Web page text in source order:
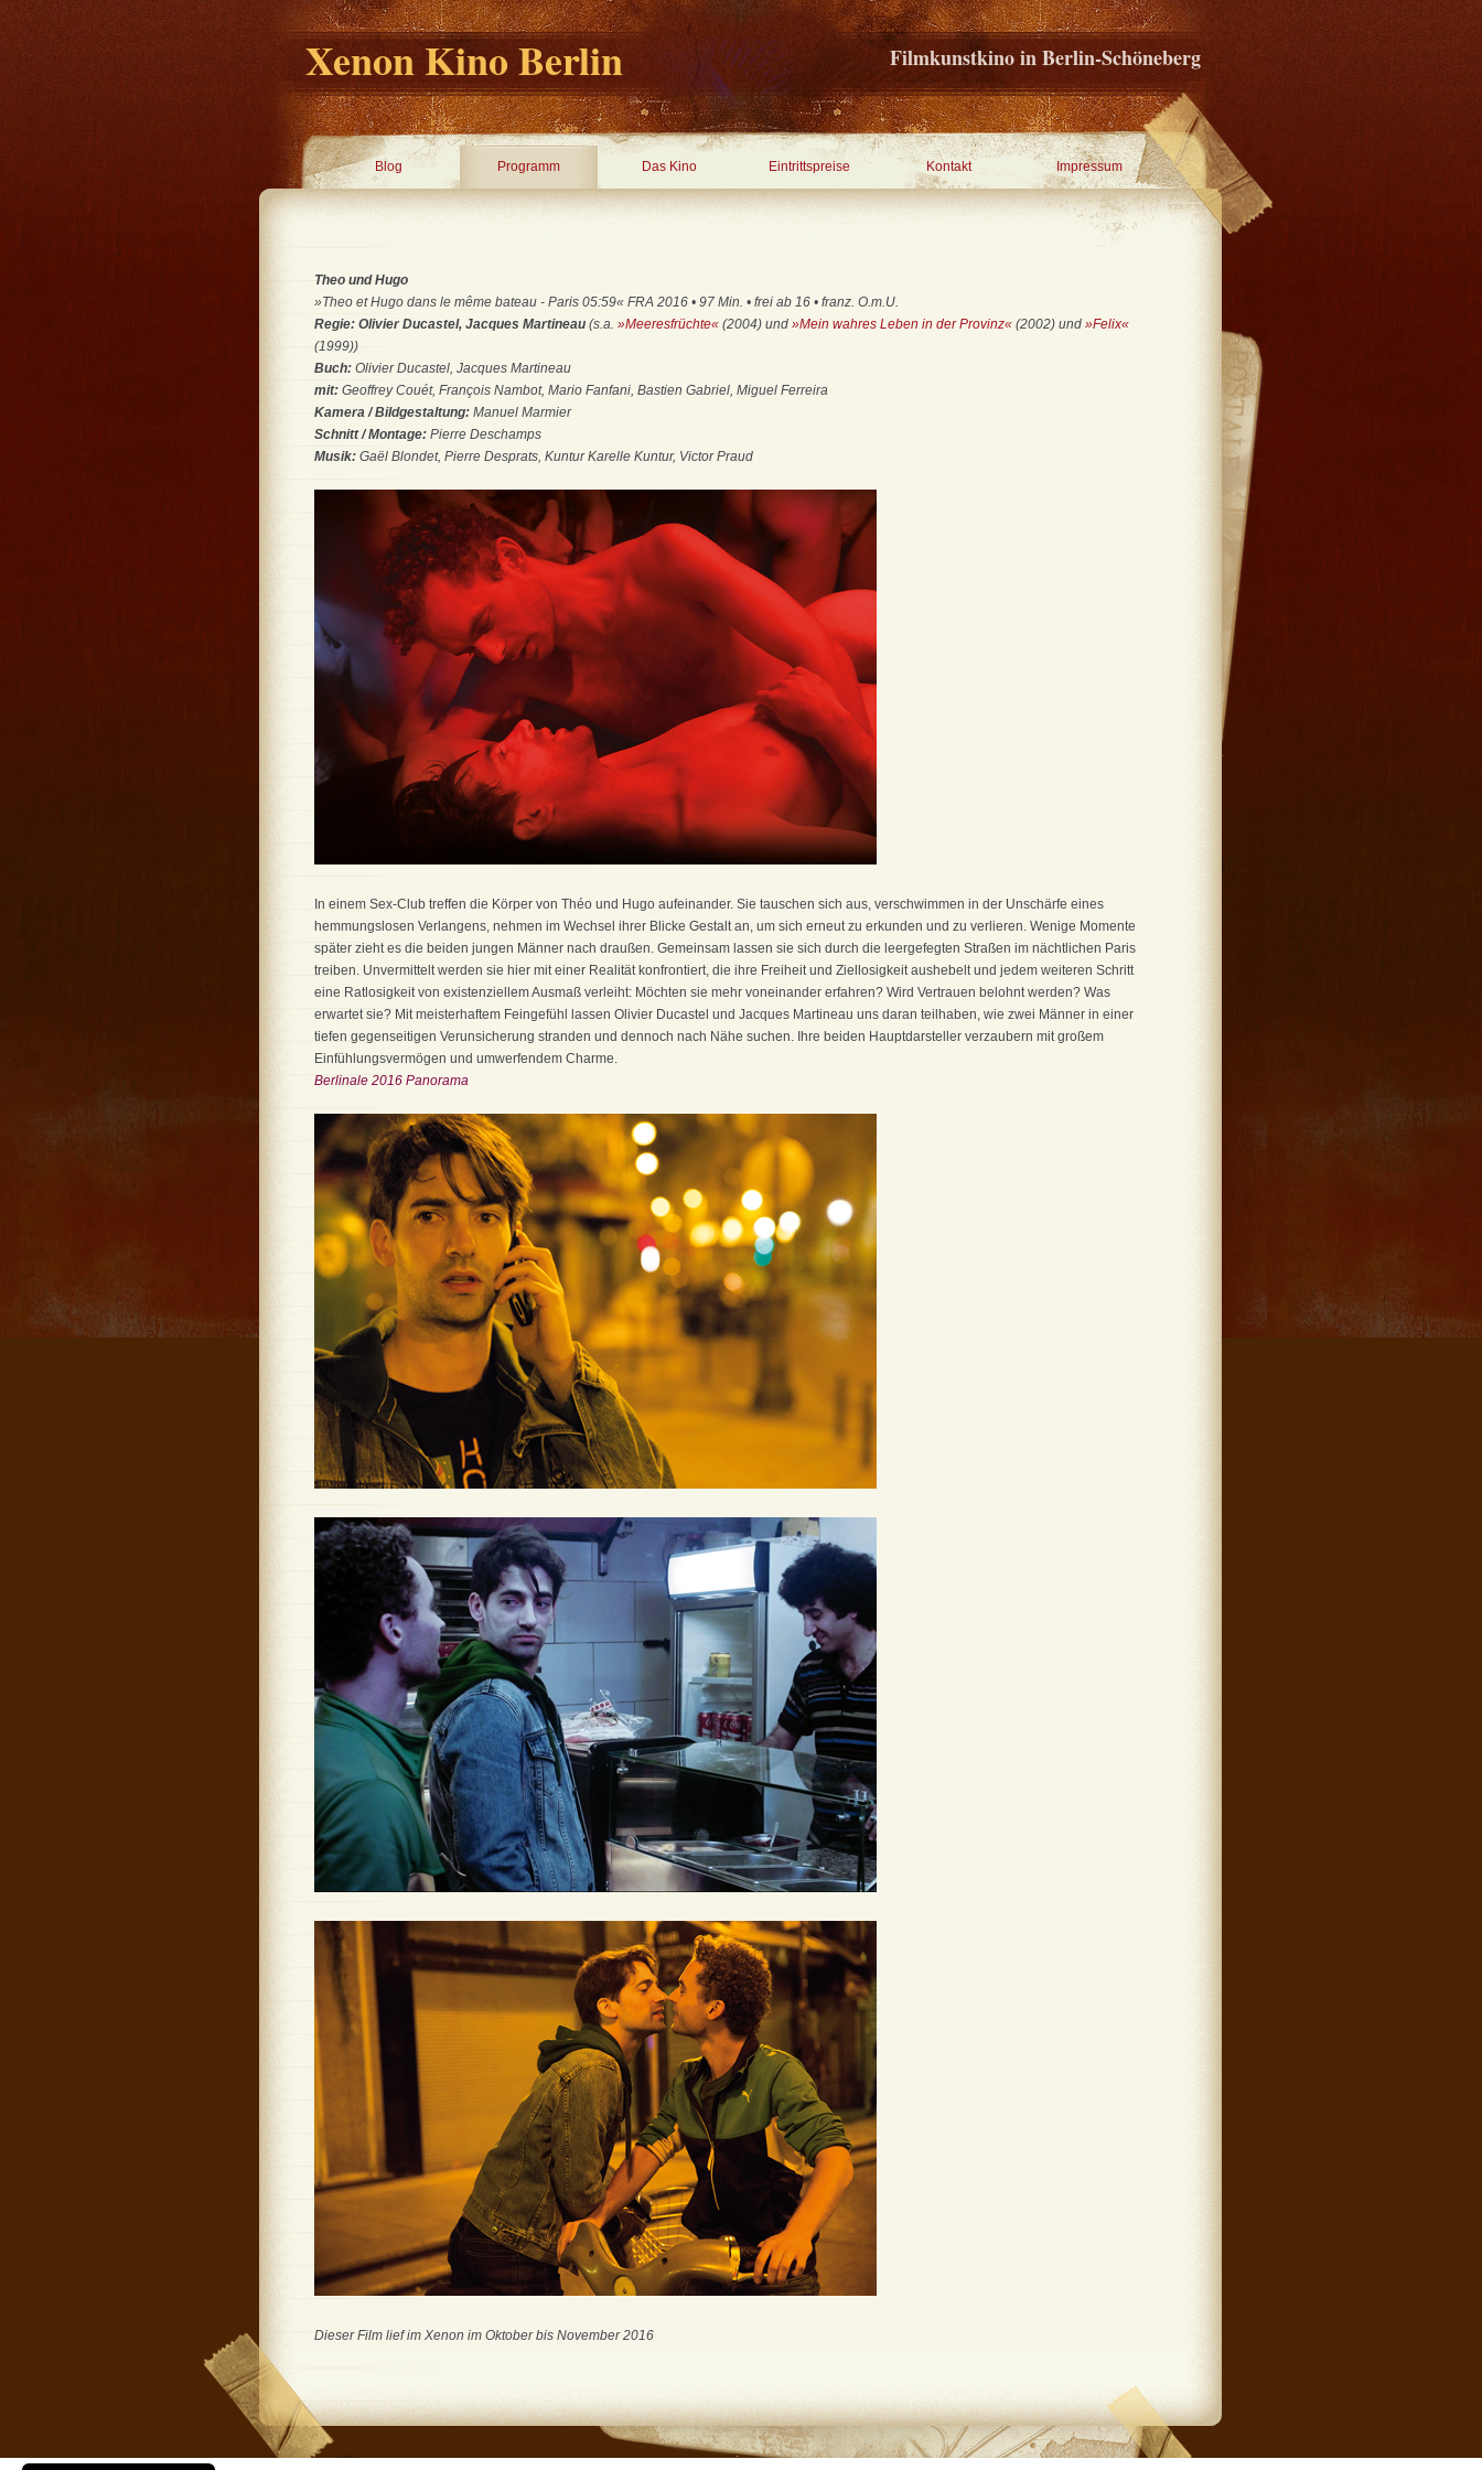
Xenon Kino Berlin Filmkunstkino in Berlin-Schöneberg
Blog Programm Das Kino Eintrittspreise Kontakt Impressum
Theo und Hugo
»Theo et Hugo dans le même bateau - Paris 05:59« FRA 2016 • 97 Min. • frei ab 16 • franz. O.m.U.
Regie: Olivier Ducastel, Jacques Martineau (s.a. »Meeresfrüchte« (2004) und »Mein wahres Leben in der Provinz« (2002) und »Felix«
(1999))
Buch: Olivier Ducastel, Jacques Martineau
mit: Geoffrey Couét, François Nambot, Mario Fanfani, Bastien Gabriel, Miguel Ferreira
Kamera / Bildgestaltung: Manuel Marmier
Schnitt / Montage: Pierre Deschamps
Musik: Gaël Blondet, Pierre Desprats, Kuntur Karelle Kuntur, Victor Praud
In einem Sex-Club treffen die Körper von Théo und Hugo aufeinander. Sie tauschen sich aus, verschwimmen in der Unschärfe eines
hemmungslosen Verlangens, nehmen im Wechsel ihrer Blicke Gestalt an, um sich erneut zu erkunden und zu verlieren. Wenige Momente
später zieht es die beiden jungen Männer nach draußen. Gemeinsam lassen sie sich durch die leergefegten Straßen im nächtlichen Paris
treiben. Unvermittelt werden sie hier mit einer Realität konfrontiert, die ihre Freiheit und Ziellosigkeit aushebelt und jedem weiteren Schritt
eine Ratlosigkeit von existenziellem Ausmaß verleiht: Möchten sie mehr voneinander erfahren? Wird Vertrauen belohnt werden? Was
erwartet sie? Mit meisterhaftem Feingefühl lassen Olivier Ducastel und Jacques Martineau uns daran teilhaben, wie zwei Männer in einer
tiefen gegenseitigen Verunsicherung stranden und dennoch nach Nähe suchen. Ihre beiden Hauptdarsteller verzaubern mit großem
Einfühlungsvermögen und umwerfendem Charme.
Berlinale 2016 Panorama
Dieser Film lief im Xenon im Oktober bis November 2016